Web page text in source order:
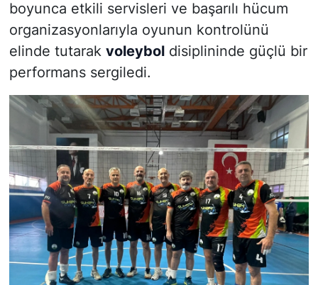
boyunca etkili servisleri ve başarılı hücum
organizasyonlarıyla oyunun kontrolünü
elinde tutarak voleyboldisiplininde güçlü bir
performans sergiledi.